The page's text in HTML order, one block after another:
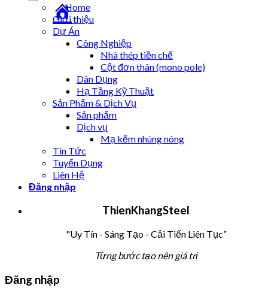
Home
Giới thiệu
Dự Án
Công Nghiệp
Nhà thép tiền chế
Cột đơn thân (mono pole)
Dân Dụng
Hạ Tầng Kỹ Thuật
Sản Phẩm & Dịch Vụ
Sản phẩm
Dịch vụ
Mạ kẽm nhúng nóng
Tin Tức
Tuyển Dụng
Liên Hệ
Đăng nhập
ThienKhangSteel
"Uy Tín - Sáng Tạo - Cải Tiến Liên Tục”
Từng bước tạo nên giá trị
Đăng nhập